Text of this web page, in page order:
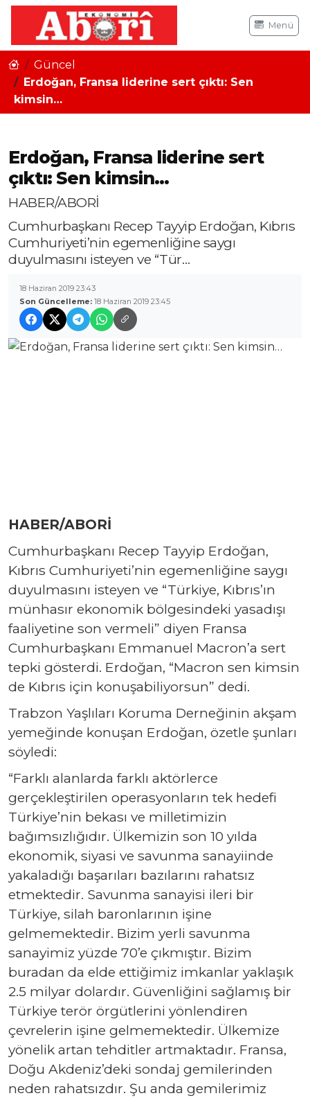
Menü
Güncel
Erdoğan, Fransa liderine sert çıktı: Sen
kimsin…
Erdoğan, Fransa liderine sert
çıktı: Sen kimsin…
HABER/ABORİ
Cumhurbaşkanı Recep Tayyip Erdoğan, Kıbrıs
Cumhuriyeti’nin egemenliğine saygı
duyulmasını isteyen ve “Tür…
18 Haziran 2019 23:43
Son Güncelleme: 18 Haziran 2019 23:45
HABER/ABORİ
Cumhurbaşkanı Recep Tayyip Erdoğan,
Kıbrıs Cumhuriyeti’nin egemenliğine saygı
duyulmasını isteyen ve “Türkiye, Kıbrıs’ın
münhasır ekonomik bölgesindeki yasadışı
faaliyetine son vermeli” diyen Fransa
Cumhurbaşkanı Emmanuel Macron’a sert
tepki gösterdi. Erdoğan, “Macron sen kimsin
de Kıbrıs için konuşabiliyorsun” dedi.
Trabzon Yaşlıları Koruma Derneğinin akşam
yemeğinde konuşan Erdoğan, özetle şunları
söyledi:
“Farklı alanlarda farklı aktörlerce
gerçekleştirilen operasyonların tek hedefi
Türkiye’nin bekası ve milletimizin
bağımsızlığıdır. Ülkemizin son 10 yılda
ekonomik, siyasi ve savunma sanayiinde
yakaladığı başarıları bazılarını rahatsız
etmektedir. Savunma sanayisi ileri bir
Türkiye, silah baronlarının işine
gelmemektedir. Bizim yerli savunma
sanayimiz yüzde 70’e çıkmıştır. Bizim
buradan da elde ettiğimiz imkanlar yaklaşık
2.5 milyar dolardır. Güvenliğini sağlamış bir
Türkiye terör örgütlerini yönlendiren
çevrelerin işine gelmemektedir. Ülkemize
yönelik artan tehditler artmaktadır. Fransa,
Doğu Akdeniz’deki sondaj gemilerinden
neden rahatsızdır. Şu anda gemilerimiz